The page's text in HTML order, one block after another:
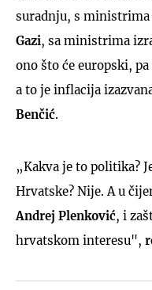
suradnju, s ministrima
Gazi, sa ministrima
ono što će europski,
a to je inflacija
Benčić.
„Kakva je to politika?
Hrvatske? Nije. A u
Andrej Plenković, i
hrvatskom interesu",